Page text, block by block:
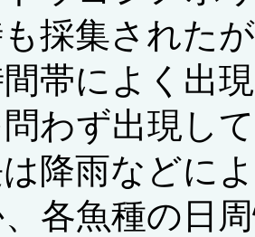
採集された
帯によく出
わず出現し
降雨などに
各魚種の日